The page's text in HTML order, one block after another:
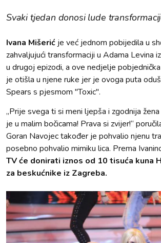
Svaki tjedan donosi lude
Ivana Mišerić je već jednom pobijedila u
zahvaljujući transformaciji u Adama Levina
u drugoj epizodi, a ove nedjelje
je otišla u njene ruke jer je ovoga puta
Spears s pjesmom ''Toxic''.
„Prije svega ti si meni ljepša i zgodnija
je u malim bočicama! Prava si zvijer!“
Goran Navojec također je pohvalio njenu
posebno pohvalio mimiku lica. Prema
TV će donirati iznos od 10 tisuća kuna
za beskućnike iz Zagreba.